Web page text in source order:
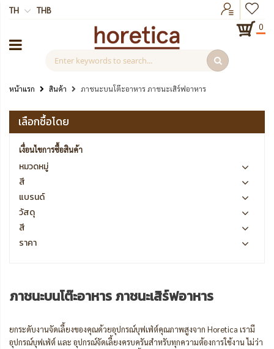
TH
THB
0
หน้าแรก สินค้า ภาชนะบนโต๊ะอาหาร ภาชนะเสิร์ฟอาหาร
ภาชนะบนโต๊ะอาหาร ภาชนะเสิร์ฟอาหาร
ยกระดับงานจัดเลี้ยงของคุณด้วยอุปกรณ์บุฟเฟ่ต์คุณภาพสูงจาก Horetica เรามี
อุปกรณ์บุฟเฟ่ต์ และ อุปกรณ์จัดเลี้ยงครบครันสำหรับทุกความต้องการใช้งาน ไม่ว่า
เลือกซื้อโดย
เงื่อนไขการซื้อสินค้า
หมวดหมู่
สี
แบรนด์
วัสดุ
สี
ราคา